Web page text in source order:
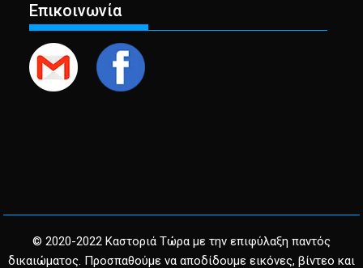
Επικοινωνία
© 2020-2022 Καστοριά Τώρα με την επιφύλαξη παντός
δικαιώματος. Προσπαθούμε να αποδίδουμε εικόνες, βίντεο και